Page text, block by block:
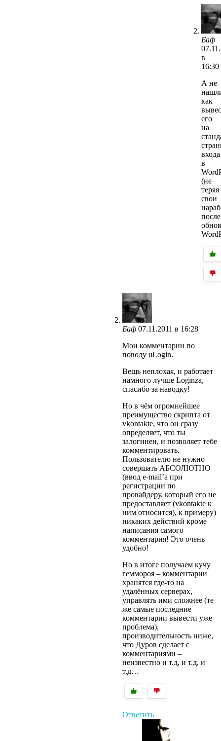
Баф
в
16:30
А не
как
его
на
входа
в
(не
теряя
свои
после
Баф 07.11.2011 в 16:28
Мои комментарии по
поводу uLogin.
Вещь неплохая, и работает
намного лучше Loginza,
спасибо за наводку!
Но в чём огромнейшее
преимущество скрипта от
vkontakte, что он сразу
определяет, что ты
залогинен, и позволяет тебе
комментировать.
Пользователю не нужно
совершать АБСОЛЮТНО
(ввод e-mail’a при
регистрации по
провайдеру, который его не
предоставляет (vkontakte к
ним относится), к примеру)
никаких действий кроме
написания самого
комментария! Это очень
удобно!
Но в итоге получаем кучу
геммороя – комментарии
хранятся где-то на
удалённых серверах,
управлять ими сложнее (те
же самые последние
комментарии вывести уже
проблема),
производительность ниже,
что Дуров сделает с
комментариями –
неизвестно и т.д, и т.д, и
т.д…
Ответить